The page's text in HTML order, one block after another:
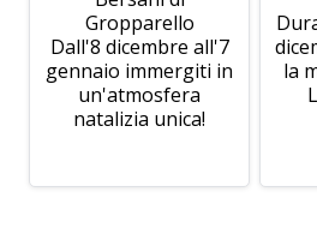
Gropparello
Dall'8 dicembre all'7
gennaio immergiti in
un'atmosfera
natalizia unica!
la